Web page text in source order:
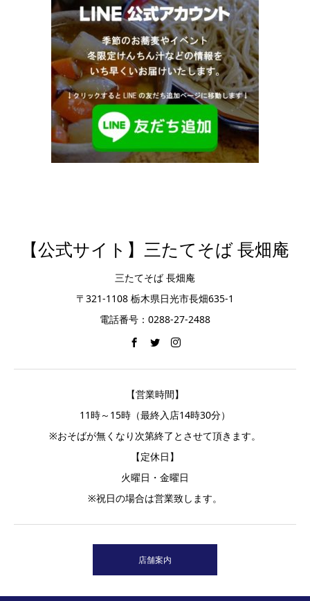
【公式サイト】三たてそば 長畑庵
三たてそば 長畑庵
〒321-1108 栃木県日光市長畑635-1
電話番号：0288-27-2488
【営業時間】
11時～15時（最終入店14時30分）
※おそばが無くなり次第終了とさせて頂きます。
【定休日】
火曜日・金曜日
※祝日の場合は営業致します。
店舗案内